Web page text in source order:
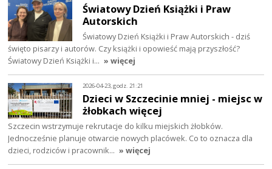
Światowy Dzień Książki i Praw
Autorskich
Światowy Dzień Książki i Praw Autorskich - dziś
święto pisarzy i autorów. Czy książki i opowieść mają przyszłość?
Światowy Dzień Książki i… » więcej
2026-04-23, godz. 21:21
Dzieci w Szczecinie mniej - miejsc w
żłobkach więcej
Szczecin wstrzymuje rekrutacje do kilku miejskich żłobków.
Jednocześnie planuje otwarcie nowych placówek. Co to oznacza dla
dzieci, rodziców i pracownik… » więcej